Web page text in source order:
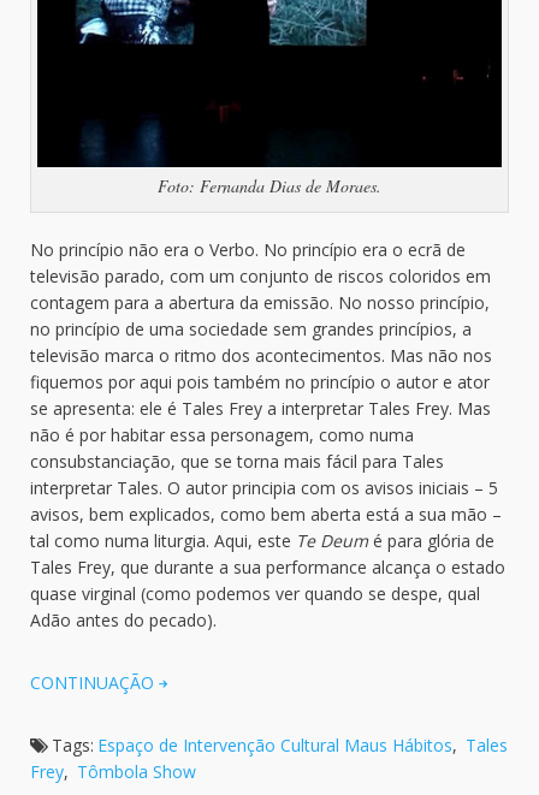
Foto: Fernanda Dias de Moraes.
No princípio não era o Verbo. No princípio era o ecrã de
televisão parado, com um conjunto de riscos coloridos em
contagem para a abertura da emissão. No nosso princípio,
no princípio de uma sociedade sem grandes princípios, a
televisão marca o ritmo dos acontecimentos. Mas não nos
fiquemos por aqui pois também no princípio o autor e ator
se apresenta: ele é Tales Frey a interpretar Tales Frey. Mas
não é por habitar essa personagem, como numa
consubstanciação, que se torna mais fácil para Tales
interpretar Tales. O autor principia com os avisos iniciais – 5
avisos, bem explicados, como bem aberta está a sua mão –
tal como numa liturgia. Aqui, este Te Deumé para glória de
Tales Frey, que durante a sua performance alcança o estado
quase virginal (como podemos ver quando se despe, qual
Adão antes do pecado).
CONTINUAÇÃO
Tags: Espaço de Intervenção Cultural Maus Hábitos, Tales
Frey, Tômbola Show